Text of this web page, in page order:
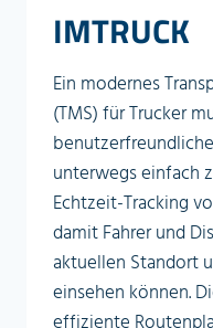
IMTRUCK
Ein modernes
(TMS) für Trucker
unterwegs einfach
Echtzeit-Tracking
damit Fahrer und
aktuellen Standort
einsehen können.